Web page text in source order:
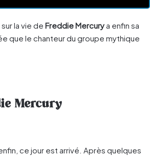
la vie de Freddie Mercurya enfin sa
que le chanteur du groupe mythique
Mercury
ce jour est arrivé. Après quelques